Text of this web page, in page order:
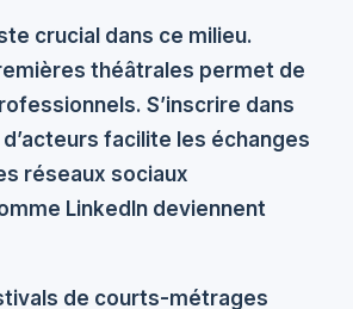
crucial dans ce milieu.
théâtrales permet de
S’inscrire dans
facilite les échanges
réseaux sociaux
LinkedIn deviennent
de courts-métrages